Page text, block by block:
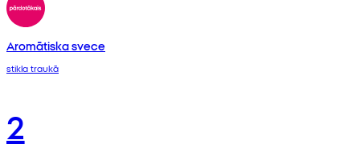
Aromātiska svece
stikla traukā
2